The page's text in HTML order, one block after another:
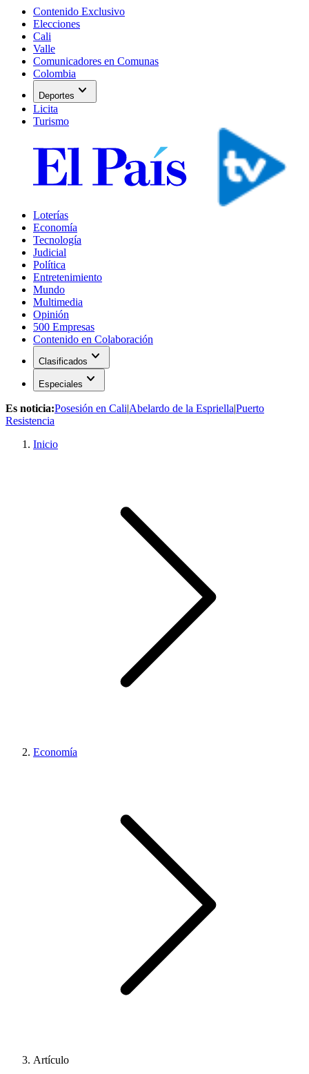
Contenido Exclusivo
Elecciones
Cali
Valle
Comunicadores en Comunas
Colombia
Deportes expand_more
Licita
Turismo
Loterías
Economía
Tecnología
Judicial
Política
Entretenimiento
Mundo
Multimedia
Opinión
500 Empresas
Contenido en Colaboración
Clasificados expand_more
Especiales expand_more
Es noticia:Posesión en Cali|Abelardo de la Espriella|Puerto
Resistencia
Inicio
Economía
Artículo